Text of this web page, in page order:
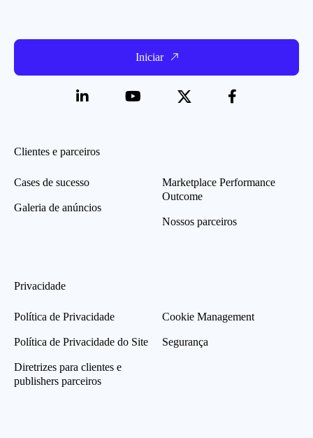
Iniciar
Clientes e parceiros
Cases de sucesso
Galeria de anúncios
Marketplace Performance
Outcome
Nossos parceiros
Privacidade
Política de Privacidade
Política de Privacidade do Site
Diretrizes para clientes e
publishers parceiros
Cookie Management
Segurança